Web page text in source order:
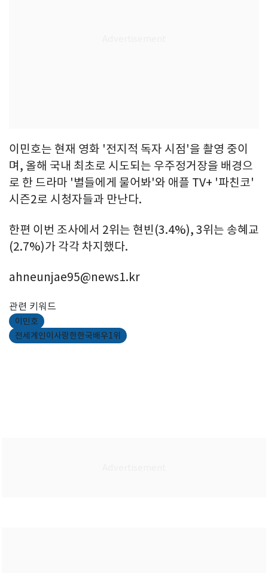
이민호는 현재 영화 '전지적 독자 시점'을 촬영 중이
며, 올해 국내 최초로 시도되는 우주정거장을 배경으
로 한 드라마 '별들에게 물어봐'와 애플 TV+ '파친코'
시즌2로 시청자들과 만난다.
한편 이번 조사에서 2위는 현빈(3.4%), 3위는 송혜교
(2.7%)가 각각 차지했다.
ahneunjae95@news1.kr
관련 키워드
이민호
전세계인이사랑한한국배우1위